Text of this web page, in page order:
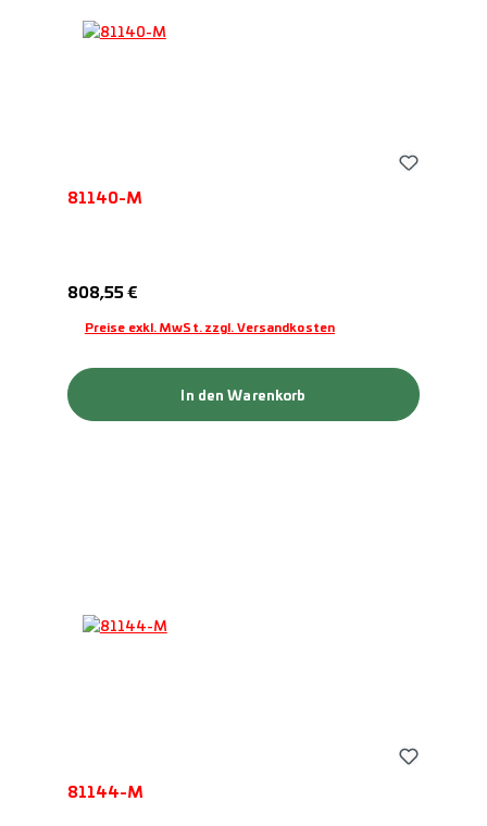
81140-M
Regulärer Preis:
808,55 €
Preise exkl. MwSt. zzgl. Versandkosten
In den Warenkorb
81144-M